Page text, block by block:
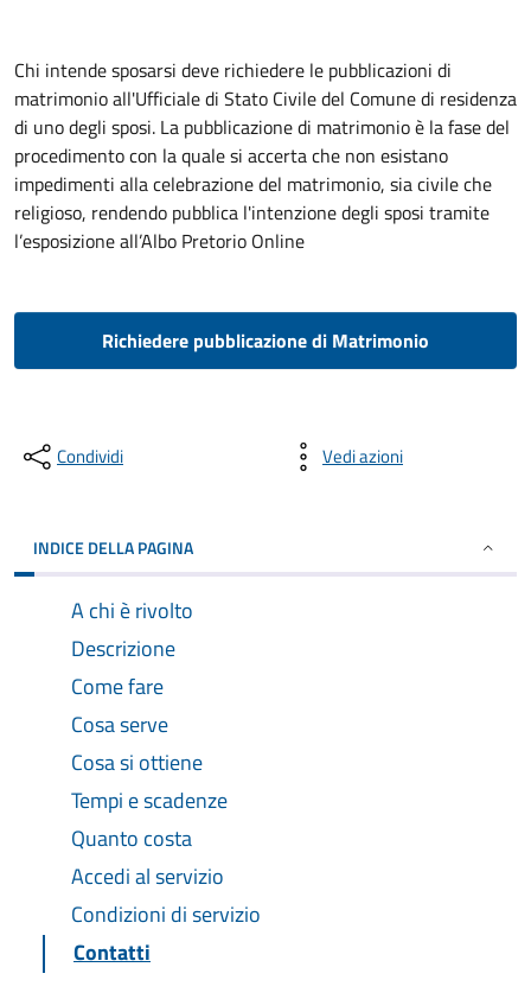
Chi intende sposarsi deve richiedere le pubblicazioni di
matrimonio all'Ufficiale di Stato Civile del Comune di residenza
di uno degli sposi. La pubblicazione di matrimonio è la fase del
procedimento con la quale si accerta che non esistano
impedimenti alla celebrazione del matrimonio, sia civile che
religioso, rendendo pubblica l'intenzione degli sposi tramite
l’esposizione all’Albo Pretorio Online
Richiedere pubblicazione di Matrimonio
Condividi Vedi azioni
INDICE DELLA PAGINA
A chi è rivolto
Descrizione
Come fare
Cosa serve
Cosa si ottiene
Tempi e scadenze
Quanto costa
Accedi al servizio
Condizioni di servizio
Contatti